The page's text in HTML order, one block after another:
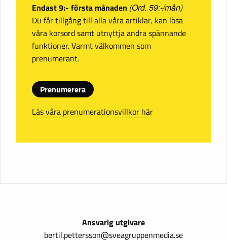
Endast 9:- första månaden (Ord. 59:-/mån)
Du får tillgång till alla våra artiklar, kan lösa
våra korsord samt utnyttja andra spännande
funktioner. Varmt välkommen som
prenumerant.
Prenumerera
Läs våra prenumerationsvillkor här
Ansvarig utgivare
bertil.pettersson@sveagruppenmedia.se